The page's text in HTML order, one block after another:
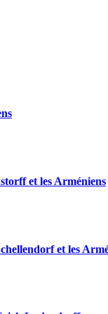
et les Arméniens
et les